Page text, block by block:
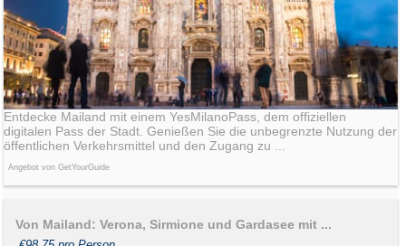
Entdecke Mailand mit einem YesMilanoPass, dem offiziellen
digitalen Pass der Stadt. Genießen Sie die unbegrenzte Nutzung der
öffentlichen Verkehrsmittel und den Zugang zu ...
Angebot von GetYourGuide
Von Mailand: Verona, Sirmione und Gardasee mit ...